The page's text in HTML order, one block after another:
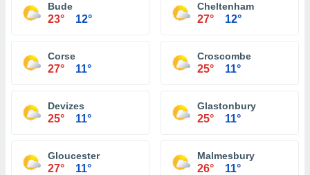
Bude
23° 12°
Cheltenham
27° 12°
Corse
27° 11°
Croscombe
25° 11°
Devizes
25° 11°
Glastonbury
25° 11°
Gloucester
27° 11°
Malmesbury
26° 11°